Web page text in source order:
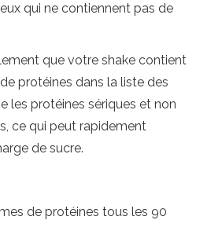
qui ne contiennent pas de
que votre shake contient
protéines dans la liste des
les protéines sériques et non
ce qui peut rapidement
de sucre.
de protéines tous les 90